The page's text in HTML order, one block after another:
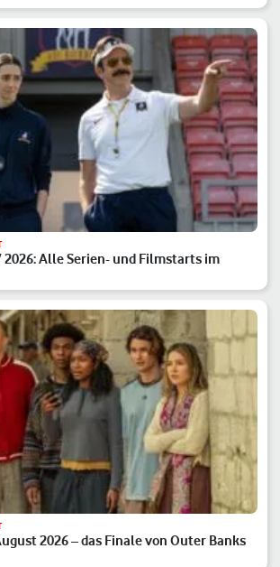
2026: Alle Serien- und Filmstarts im
2026 – das Finale von Outer Banks